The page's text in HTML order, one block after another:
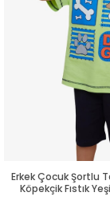
Erkek Çocuk Şortlu
Köpekçik Fıstık